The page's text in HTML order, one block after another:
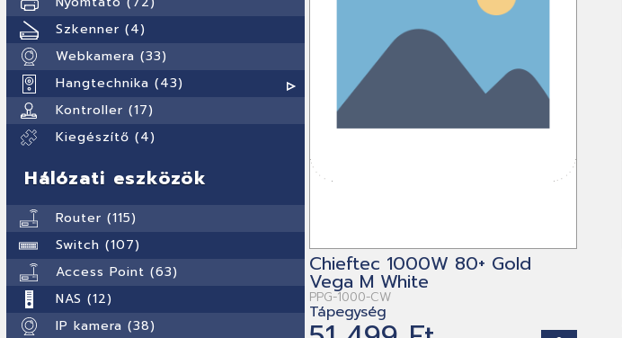
Szkenner (4)
Webkamera (33)
Hangtechnika (43)
Kontroller (17)
Kiegészítő (4)
Hálózati eszközök
Router (115)
Switch (107)
Access Point (63)
NAS (12)
IP kamera (38)
Chieftec 1000W 80+ Gold
Vega M White
PPG-1000-CW
Tápegység